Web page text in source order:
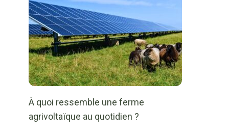
À quoi ressemble une ferme
agrivoltaïque au quotidien ?